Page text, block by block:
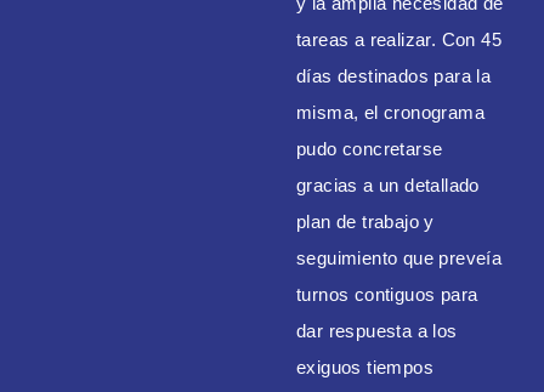
tareas a realizar. Con 45
días destinados para la
misma, el cronograma
pudo concretarse
gracias a un detallado
plan de trabajo y
seguimiento que preveía
turnos contiguos para
dar respuesta a los
exiguos tiempos